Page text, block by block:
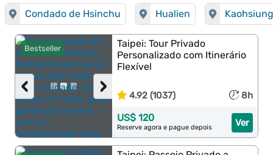
Condado de Hsinchu Hualien Kaohsiung
Bestseller
›
‹
Taipei: Tour Privado
Personalizado com Itinerário
Flexível
4.92 (1037) 8h
Ver
US$ 120
Reserve agora e pague depois